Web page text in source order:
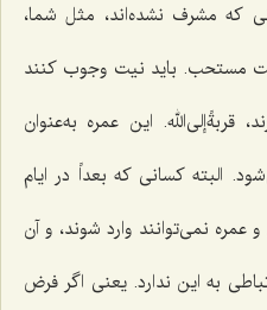
که مشرف نشده‌اند، مثل شما،
مستحب. باید نیت وجوب کنند
این عمره به‌عنوان
البته کسانی که بعداً در ایام
نمی‌توانند وارد شوند، و آن
به این ندارد. یعنی اگر فرض